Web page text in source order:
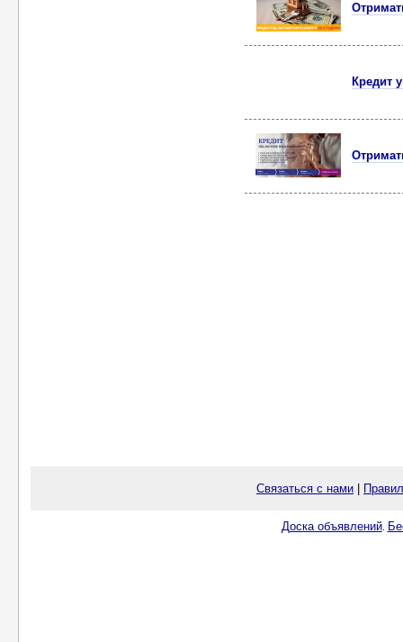
Кредит
Связаться с нами
Доска объявлений.